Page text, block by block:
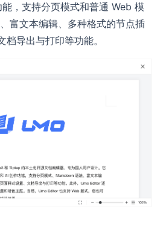
，支持分页模式和普通 Web 模
富文本编辑、多种格式的节点插
档导出与打印等功能。